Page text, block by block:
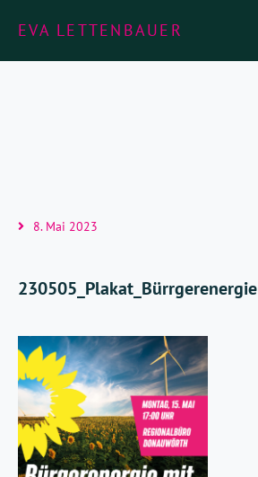
EVA LETTENBAUER
8. Mai 2023
230505_Plakat_Bürrgerenergie